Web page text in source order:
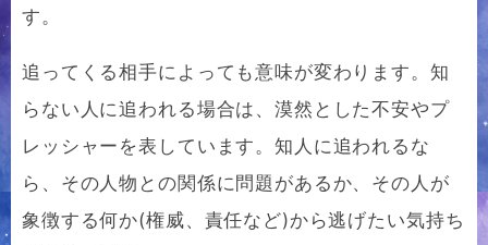
す。
追ってくる相手によっても意味が変わります。知
らない人に追われる場合は、漠然とした不安やプ
レッシャーを表しています。知人に追われるな
ら、その人物との関係に問題があるか、その人が
象徴する何か(権威、責任など)から逃げたい気持ち